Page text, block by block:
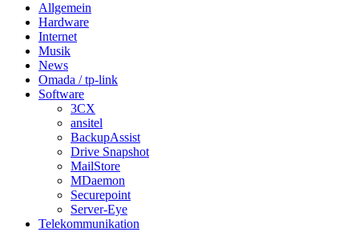
Allgemein
Hardware
Internet
Musik
News
Omada / tp-link
Software
3CX
ansitel
BackupAssist
Drive Snapshot
MailStore
MDaemon
Securepoint
Server-Eye
Telekommunikation